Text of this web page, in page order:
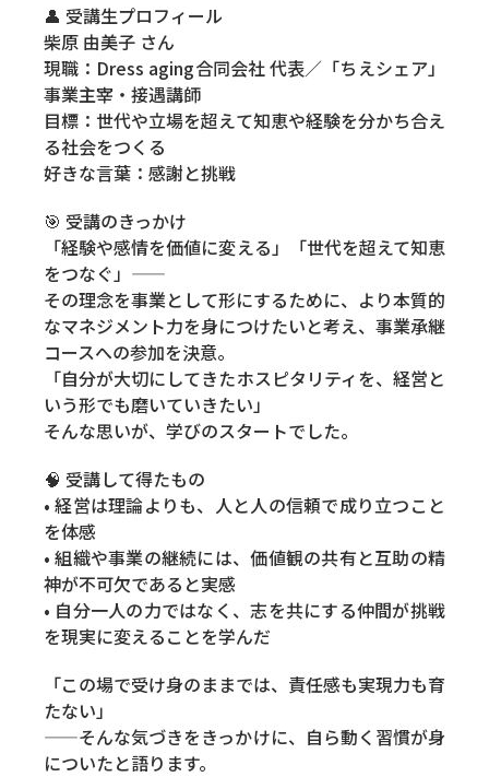
👤 受講生プロフィール
柴原 由美子 さん
現職：Dress aging合同会社 代表／「ちえシェア」
事業主宰・接遇講師
目標：世代や立場を超えて知恵や経験を分かち合え
る社会をつくる
好きな言葉：感謝と挑戦
🎯 受講のきっかけ
「経験や感情を価値に変える」「世代を超えて知恵
をつなぐ」——
その理念を事業として形にするために、より本質的
なマネジメント力を身につけたいと考え、事業承継
コースへの参加を決意。
「自分が大切にしてきたホスピタリティを、経営と
いう形でも磨いていきたい」
そんな思いが、学びのスタートでした。
🧠 受講して得たもの
• 経営は理論よりも、人と人の信頼で成り立つこと
を体感
• 組織や事業の継続には、価値観の共有と互助の精
神が不可欠であると実感
• 自分一人の力ではなく、志を共にする仲間が挑戦
を現実に変えることを学んだ
「この場で受け身のままでは、責任感も実現力も育
たない」
——そんな気づきをきっかけに、自ら動く習慣が身
についたと語ります。